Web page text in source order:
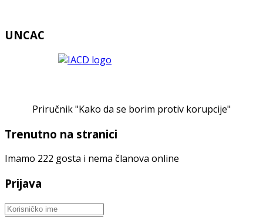
UNCAC
Priručnik "Kako da se borim protiv korupcije"
Trenutno na stranici
Imamo 222 gosta i nema članova online
Prijava